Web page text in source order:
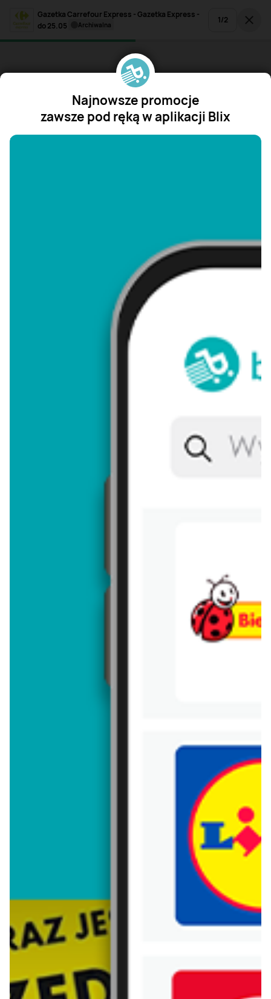
Trafiłeś na nieaktualną gazetkę
Zobacz aktualne gazetki Blix!
Gazetka Carrefour Express - Gazetka Express -
do 25.05
archiwalna 1/2
Najnowsze promocje
zawsze pod ręką w aplikacji Blix
"/>